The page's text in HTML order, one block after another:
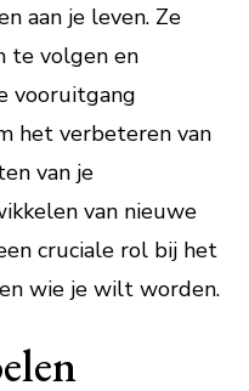
aan je leven. Ze
te volgen en
vooruitgang
het verbeteren van
van je
van nieuwe
cruciale rol bij het
wie je wilt worden.